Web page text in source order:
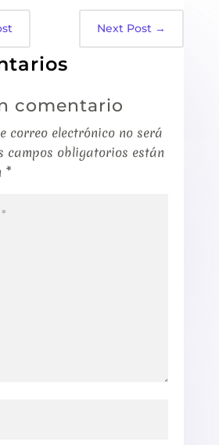
Next Post →
comentario
correo electrónico no será
campos obligatorios están
*